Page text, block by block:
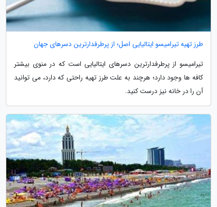
طرز تهیه تیرامیسو ایتالیایی اصل؛ از پرطرفدارترین دسرهای جهان
تیرامیسو از پرطرفدارترین دسرهای ایتالیایی است که در منوی بیشتر
کافه ها وجود دارد؛ هرچند به علت طرز تهیه راحتی که دارد، می توانید
آن را در خانه نیز درست کنید.